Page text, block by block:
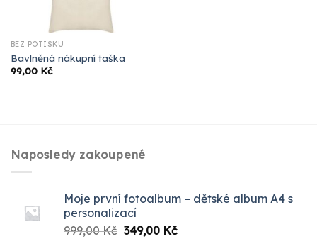
BEZ POTISKU
Bavlněná nákupní taška
99,00 Kč
Naposledy zakoupené
Moje první fotoalbum – dětské album A4 s
personalizací
999,00Kč Původní
349,00 KčAktuální